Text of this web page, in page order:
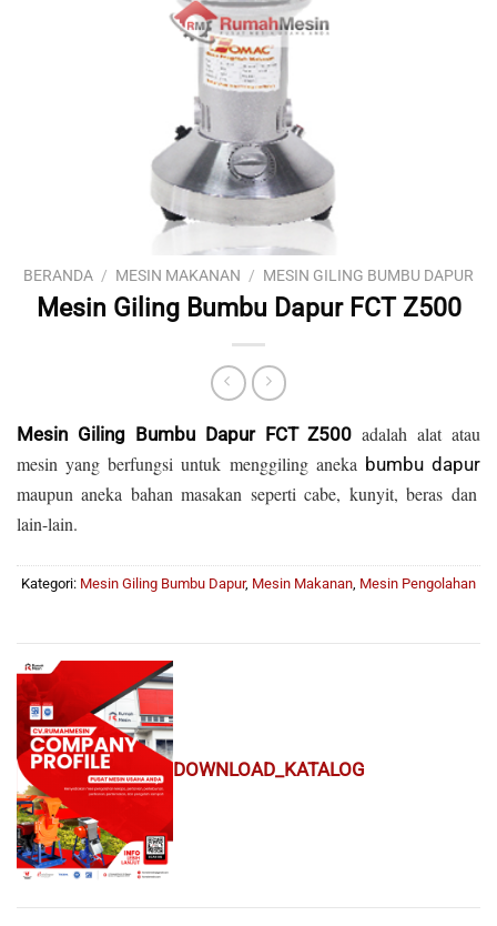
BERANDA / MESIN MAKANAN / MESIN GILING BUMBU DAPUR
Mesin Giling Bumbu Dapur FCT Z500
Mesin Giling Bumbu Dapur FCT Z500adalah alat atau
mesin yang berfungsi untuk menggiling aneka bumbu dapur
maupun aneka bahan masakan seperti cabe, kunyit, beras dan
lain-lain.
Kategori: Mesin Giling Bumbu Dapur, Mesin Makanan Mesin Pengolahan
DOWNLOAD_KATALOG